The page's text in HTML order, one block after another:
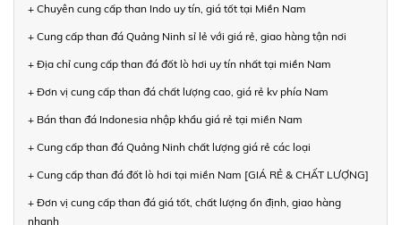
+ Chuyên cung cấp than Indo uy tín, giá tốt tại Miền Nam
+ Cung cấp than đá Quảng Ninh sỉ lẻ với giá rẻ, giao hàng tận nơi
+ Địa chỉ cung cấp than đá đốt lò hơi uy tín nhất tại miền Nam
+ Đơn vị cung cấp than đá chất lượng cao, giá rẻ kv phía Nam
+ Bán than đá Indonesia nhập khẩu giá rẻ tại miền Nam
+ Cung cấp than đá Quảng Ninh chất lượng giá rẻ các loại
+ Cung cấp than đá đốt lò hơi tại miền Nam [GIÁ RẺ & CHẤT LƯỢNG]
+ Đơn vị cung cấp than đá giá tốt, chất lượng ổn định, giao hàng
nhanh